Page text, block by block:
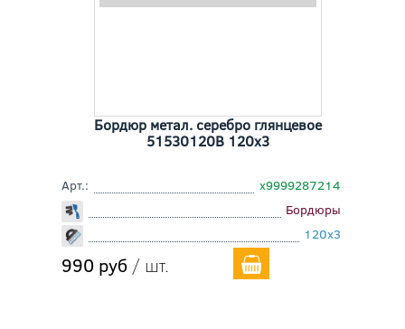
Бордюр метал. серебро глянцевое
51530120B 120x3
Арт.:
х9999287214
Бордюры
120x3
990 руб / шт.